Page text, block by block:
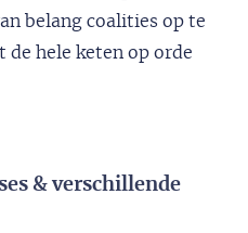
belang coalities op te
de hele keten op orde
& verschillende